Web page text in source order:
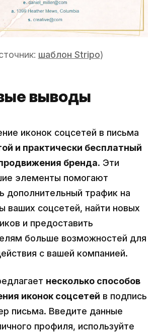
шаблон Stripo)
выводы
иконок соцсетей в письма
и практически бесплатный
бренда. Эти
элементы помогают
дополнительный трафик на
ваших соцсетей, найти новых
и предоставить
больше возможностей для
с вашей компанией.
несколько способов
иконок соцсетей в подпись
письма. Введите данные
профиля, используйте